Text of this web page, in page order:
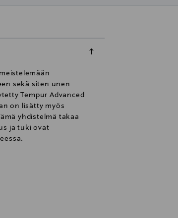
sekä siten unen
Tempur Advanced
on lisätty myös
yhdistelmä takaa
ja tuki ovat